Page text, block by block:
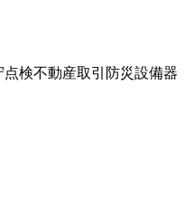
点検不動産取引 防災設備器